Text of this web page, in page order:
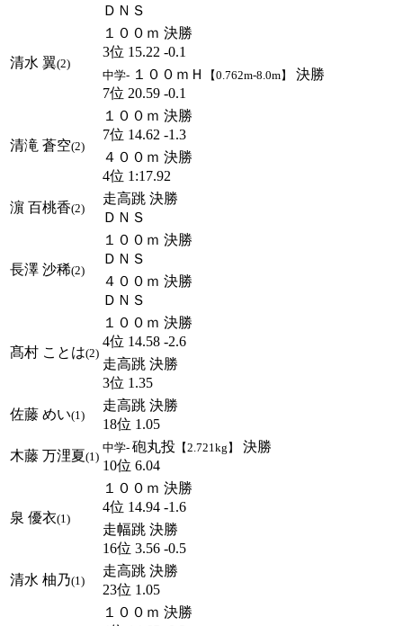
ＤＮＳ
清水 翼(2)
１００ｍ 決勝
3位 15.22 -0.1
中学- １００ｍＨ 【0.762m-8.0m】
決勝
7位 20.59 -0.1
清滝 蒼空(2)
１００ｍ 決勝
7位 14.62 -1.3
４００ｍ 決勝
4位 1:17.92
濵 百桃香(2)
走高跳 決勝
ＤＮＳ
長澤 沙稀(2)
１００ｍ 決勝
ＤＮＳ
４００ｍ 決勝
ＤＮＳ
髙村 ことは(2)
１００ｍ 決勝
4位 14.58 -2.6
走高跳 決勝
3位 1.35
佐藤 めい(1)
走高跳 決勝
18位 1.05
木藤 万浬夏(1)
中学- 砲丸投 【2.721kg】
決勝
10位 6.04
泉 優衣(1)
１００ｍ 決勝
4位 14.94 -1.6
走幅跳 決勝
16位 3.56 -0.5
清水 柚乃(1)
走高跳 決勝
23位 1.05
１００ｍ 決勝